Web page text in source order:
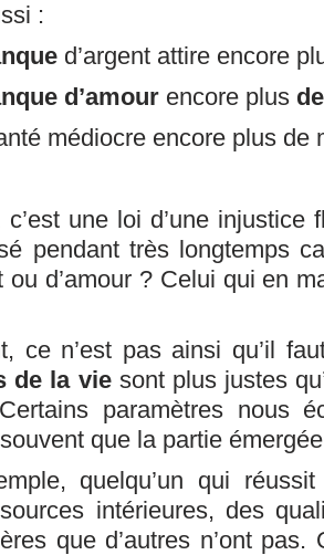
:
d’argent attire encore
d’amour encore plus
médiocre encore plus de
une loi d’une injustice
pendant très longtemps
ou d’amour ? Celui qui en
ce n’est pas ainsi qu’il
de la viesont plus justes
paramètres nous
que la partie émergée
quelqu’un qui
intérieures, des
que d’autres n’ont pas.